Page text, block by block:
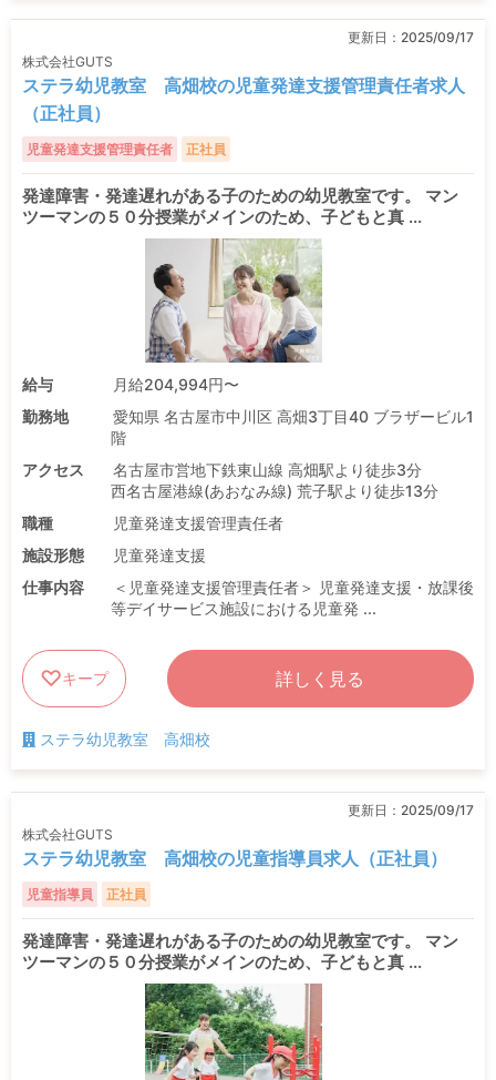
更新日： 2025/09/17
株式会社GUTS
ステラ幼児教室 高畑校の児童発達支援管理責任者求人
（正社員）
児童発達支援管理責任者 正社員
発達障害・発達遅れがある子のための幼児教室です。 マン
ツーマンの５０分授業がメインのため、子どもと真 ...
給与
月給204,994円〜
勤務地
愛知県 名古屋市中川区 高畑3丁目40 ブラザービル1
階
アクセス
名古屋市営地下鉄東山線 高畑駅より徒歩3分
西名古屋港線(あおなみ線) 荒子駅より徒歩13分
職種
児童発達支援管理責任者
施設形態
児童発達支援
仕事内容
＜児童発達支援管理責任者＞ 児童発達支援・放課後
等デイサービス施設における児童発 ...
キープ 詳しく見る
ステラ幼児教室 高畑校
更新日： 2025/09/17
株式会社GUTS
ステラ幼児教室 高畑校の児童指導員求人（正社員）
児童指導員 正社員
発達障害・発達遅れがある子のための幼児教室です。 マン
ツーマンの５０分授業がメインのため、子どもと真 ...